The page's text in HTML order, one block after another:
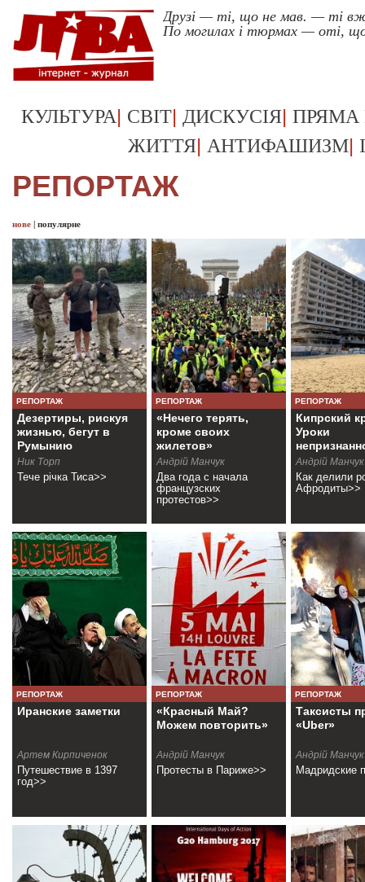
Друзі — ті, що не мав. — ті
По могилах і тюрмах — оті,
КУЛЬТУРА| СВІТ| ДИСКУСІЯ| ПРЯМА
ЖИТТЯ| АНТИФАШИЗМ|
РЕПОРТАЖ
нове | популярне
РЕПОРТАЖ
Дезертиры, рискуя
жизнью, бегут в
Румынию
Ник Торп
Тече рiчка Тиса>>
РЕПОРТАЖ
«Нечего терять,
кроме своих
жилетов»
Андрій Манчук
Два года с начала
французских
протестов>>
РЕПОРТАЖ
Кипрский
Уроки
республики
Андрій Манчук
Как делили
Афродиты>>
РЕПОРТАЖ
Иранские заметки
Артем Кирпиченок
Путешествие в 1397
год>>
РЕПОРТАЖ
«Красный Май?
Можем повторить»
Андрiй Манчук
Протесты в Париже>>
РЕПОРТАЖ
Таксисты
«Uber»
Андрiй Манчук
Мадридские